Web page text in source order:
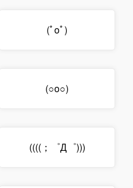
(ﾟoﾟ)
(○o○)
((((；゜Д゜)))